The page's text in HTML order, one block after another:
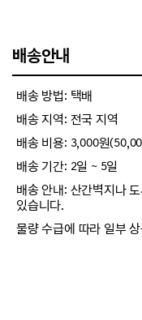
배송안내
배송 방법: 택배
배송 지역: 전국 지역
배송 비용: 3,000원
배송 기간: 2일 ~ 5일
배송 안내: 산간벽지나
있습니다.
물량 수급에 따라 일부